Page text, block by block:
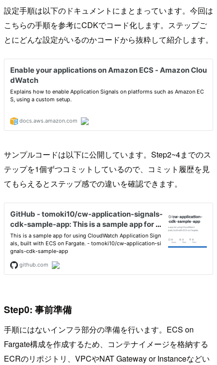
設定手順は以下のドキュメントにまとまっています。今回は
こちらの手順を参考にCDKでコード化します。ステップご
とにどんな設定がいるのかコードから抜粋して紹介します。
サンプルコードは以下に公開しています。Step2~4までのス
テップを1個ずつコミットしているので、コミット履歴を見
てもらえるとステップ感での違いを確認できます。
Step0: 事前準備
手順にはないインフラ部分の準備を行います。ECS on
Fargate構成を作成するため、コンテナイメージを格納する
ECRのリポジトリ、VPCやNAT Gateway or Instanceなどい